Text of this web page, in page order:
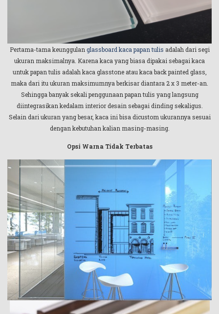
Pertama-tama keunggulan glassboard kaca papan tulis adalah dari segi
ukuran maksimalnya. Karena kaca yang biasa dipakai sebagai kaca
untuk papan tulis adalah kaca glasstone atau kaca back painted glass,
maka dari itu ukuran maksimumnya berkisar diantara 2 x 3 meter-an.
Sehingga banyak sekali penggunaan papan tulis yang langsung
diintegrasikan kedalam interior desain sebagai dinding sekaligus.
Selain dari ukuran yang besar, kaca ini bisa dicustom ukurannya sesuai
dengan kebutuhan kalian masing-masing.
Opsi Warna Tidak Terbatas